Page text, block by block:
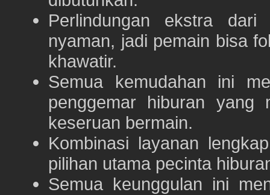
Perlindungan ekstra dari
nyaman, jadi pemain bisa
khawatir.
Semua kemudahan ini
penggemar hiburan yang
keseruan bermain.
Kombinasi layanan
pilihan utama pecinta
Semua keunggulan ini